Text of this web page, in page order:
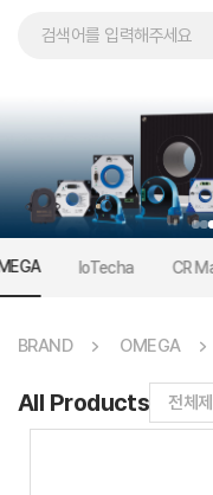
IoTecha CR
BRAND OMEGA
All Products 전체